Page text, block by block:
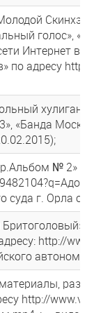
голос»,
Интернет в
по адресу
«Банда
№ 2»
суда г. Орла от
http://
http://